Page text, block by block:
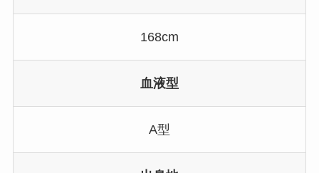
168cm
血液型
A型